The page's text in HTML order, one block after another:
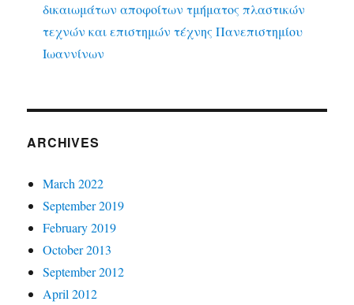
δικαιωμάτων αποφοίτων τμήματος πλαστικών
τεχνών και επιστημών τέχνης Πανεπιστημίου
Ιωαννίνων
ARCHIVES
March 2022
September 2019
February 2019
October 2013
September 2012
April 2012